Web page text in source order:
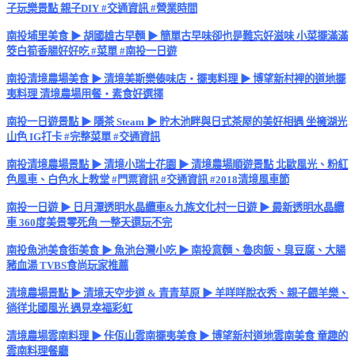
子玩樂景點 親子DIY #交通資訊 #營業時間
南投埔里美食 ▶ 胡國雄古早麵 ▶ 簡單古早味卻也是難忘好滋味 小菜擺滿滿
筊白筍香腸好好吃 #菜單 #南投一日遊
南投清境農場美食 ▶ 清境美斯樂傣味店・擺夷料理 ▶ 博望新村裡的道地擺
夷料理 清境農場用餐・素食好選擇
南投一日遊景點 ▶ 隱茶 Steam ▶ 貯木池畔與日式茶屋的美好相遇 坐擁湖光
山色 IG打卡 #完整菜單 #交通資訊
南投清境農場景點 ▶ 清境小瑞士花園 ▶ 清境農場順遊景點 北歐風光、粉紅
色風車、白色水上教堂 #門票資訊 #交通資訊 #2018清境風車節
南投一日遊 ▶ 日月潭透明水晶纜車&九族文化村一日遊 ▶ 最新透明水晶纜
車 360度美景零死角 一整天還玩不完
南投魚池美食街美食 ▶ 魚池台灣小吃 ▶ 南投意麵、魯肉飯、臭豆腐、大腸
豬血湯 TVBS食尚玩家推薦
清境農場景點 ▶ 清境天空步道 & 青青草原 ▶ 羊咩咩脫衣秀、親子餵羊樂、
徜徉北國風光 遇見幸福彩虹
清境農場雲南料理 ▶ 佧佤山雲南擺夷美食 ▶ 博望新村道地雲南美食 童趣的
雲南料理餐廳